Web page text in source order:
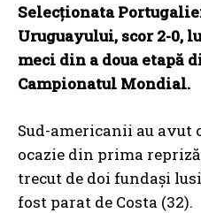
Selecționata
Uruguayului, scor 2-0,
meci din a doua etapă
Campionatul Mondial.
Sud-americanii au avut
ocazie din prima
trecut de doi fundași
fost parat de Costa (32).